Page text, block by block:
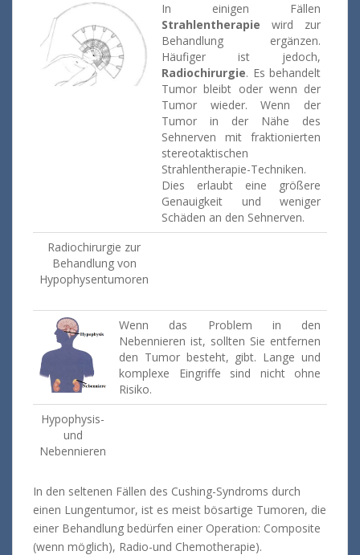
In einigen Fällen
Strahlentherapie wird zur
Behandlung ergänzen.
Häufiger ist jedoch,
Radiochirurgie. Es behandelt
Tumor bleibt oder wenn der
Tumor wieder. Wenn der
Tumor in der Nähe des
Sehnerven mit fraktionierten
stereotaktischen
Strahlentherapie-Techniken.
Dies erlaubt eine größere
Genauigkeit und weniger
Schäden an den Sehnerven.
Radiochirurgie zur
Behandlung von
Hypophysentumoren
Wenn das Problem in den
Nebennieren ist, sollten Sie entfernen
den Tumor besteht, gibt. Lange und
komplexe Eingriffe sind nicht ohne
Risiko.
Hypophysis-
und
Nebennieren
In den seltenen Fällen des Cushing-Syndroms durch
einen Lungentumor, ist es meist bösartige Tumoren, die
einer Behandlung bedürfen einer Operation: Composite
(wenn möglich), Radio-und Chemotherapie).